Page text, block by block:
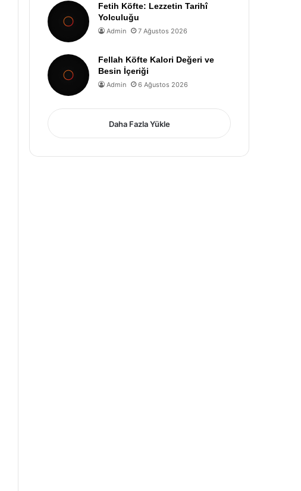
Fetih Köfte: Lezzetin Tarihî
Yolculuğu
Admin 7 Ağustos 2026
Fellah Köfte Kalori Değeri ve
Besin İçeriği
Admin 6 Ağustos 2026
Daha Fazla Yükle